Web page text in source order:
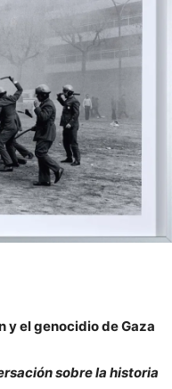
y el genocidio de Gaza
sobre la historia